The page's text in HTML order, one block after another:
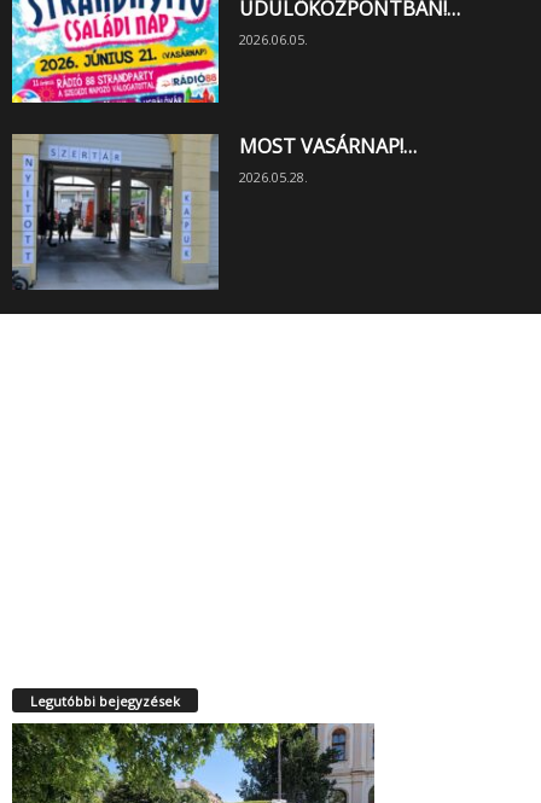
ÜDÜLŐKÖZPONTBAN!…
2026.06.05.
MOST VASÁRNAP!…
2026.05.28.
Legutóbbi bejegyzések